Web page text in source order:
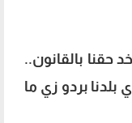
حقنا بالقانون..
بردو زي ما